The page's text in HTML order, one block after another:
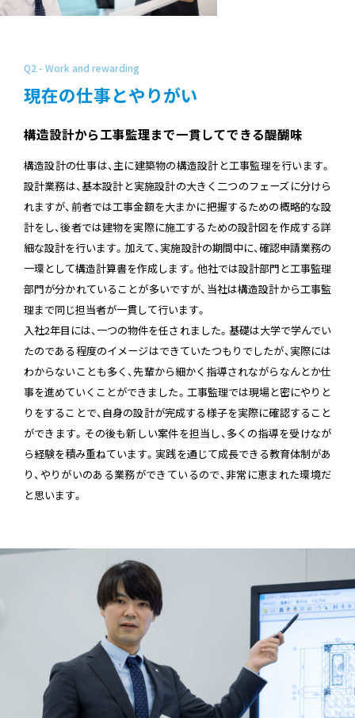
Q2 - Work and rewarding
現在の仕事とやりがい
構造設計から工事監理まで一貫してできる醍醐味
構造設計の仕事は、主に建築物の構造設計と工事監理を行います。
設計業務は、基本設計と実施設計の大きく二つのフェーズに分けら
れますが、前者では工事金額を大まかに把握するための概略的な設
計をし、後者では建物を実際に施工するための設計図を作成する詳
細な設計を行います。加えて、実施設計の期間中に、確認申請業務の
一環として構造計算書を作成します。他社では設計部門と工事監理
部門が分かれていることが多いですが、当社は構造設計から工事監
理まで同じ担当者が一貫して行います。
入社2年目には、一つの物件を任されました。基礎は大学で学んでい
たのである程度のイメージはできていたつもりでしたが、実際には
わからないことも多く、先輩から細かく指導されながらなんとか仕
事を進めていくことができました。工事監理では現場と密にやりと
りをすることで、自身の設計が完成する様子を実際に確認すること
ができます。その後も新しい案件を担当し、多くの指導を受けなが
ら経験を積み重ねています。実践を通じて成長できる教育体制があ
り、やりがいのある業務ができているので、非常に恵まれた環境だ
と思います。